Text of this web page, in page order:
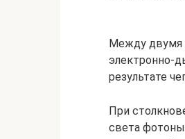
Между двумя
электронно-
результате
При
света